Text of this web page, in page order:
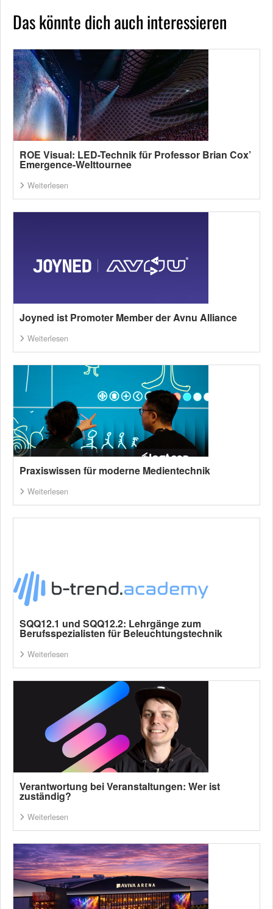
Das könnte dich auch interessieren
ROE Visual: LED-Technik für Professor Brian Cox’
Emergence-Welttournee
Weiterlesen
Joyned ist Promoter Member der Avnu Alliance
Weiterlesen
Praxiswissen für moderne Medientechnik
Weiterlesen
SQQ12.1 und SQQ12.2: Lehrgänge zum
Berufsspezialisten für Beleuchtungstechnik
Weiterlesen
Verantwortung bei Veranstaltungen: Wer ist
zuständig?
Weiterlesen